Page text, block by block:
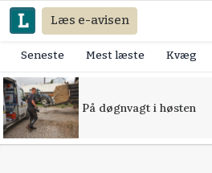
Læs e-avisen
Seneste Mest læste Kvæg
På døgnvagt i høsten